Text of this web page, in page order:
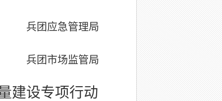
兵团应急管理局
兵团市场监管局
建设专项行动